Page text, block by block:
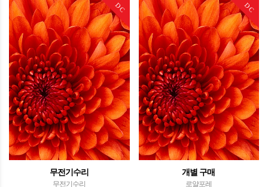
DC
무전기수리
무전기수리
DC
개별 구매
로얄포레